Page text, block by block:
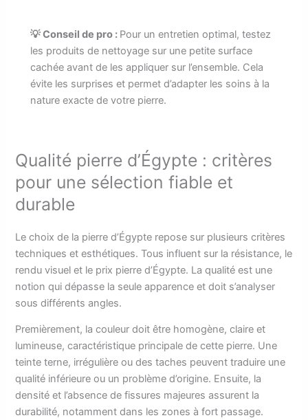
💡 Conseil de pro : Pour un entretien optimal, testez
les produits de nettoyage sur une petite surface
cachée avant de les appliquer sur l’ensemble. Cela
évite les surprises et permet d’adapter les soins à la
nature exacte de votre pierre.
Qualité pierre d’Égypte : critères
pour une sélection fiable et
durable
Le choix de la pierre d’Égypte repose sur plusieurs critères
techniques et esthétiques. Tous influent sur la résistance, le
rendu visuel et le prix pierre d’Égypte. La qualité est une
notion qui dépasse la seule apparence et doit s’analyser
sous différents angles.
Premièrement, la couleur doit être homogène, claire et
lumineuse, caractéristique principale de cette pierre. Une
teinte terne, irrégulière ou des taches peuvent traduire une
qualité inférieure ou un problème d’origine. Ensuite, la
densité et l’absence de fissures majeures assurent la
durabilité, notamment dans les zones à fort passage.